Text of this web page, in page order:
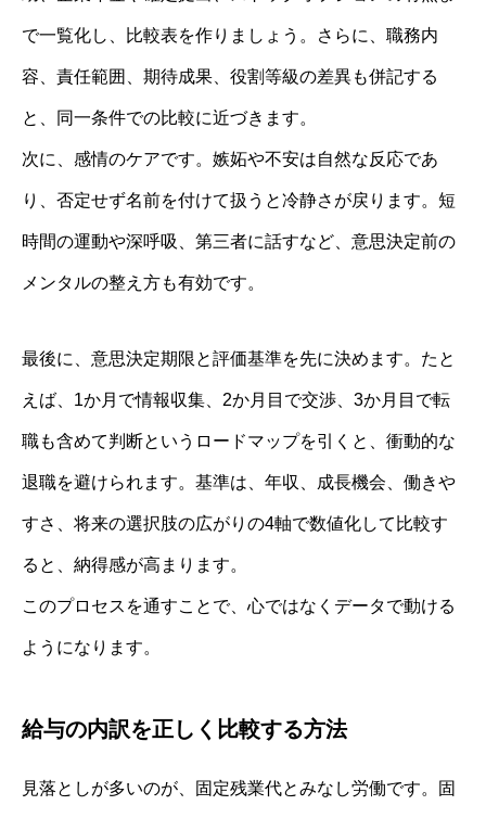
で一覧化し、比較表を作りましょう。さらに、職務内
容、責任範囲、期待成果、役割等級の差異も併記する
と、同一条件での比較に近づきます。
次に、感情のケアです。嫉妬や不安は自然な反応であ
り、否定せず名前を付けて扱うと冷静さが戻ります。短
時間の運動や深呼吸、第三者に話すなど、意思決定前の
メンタルの整え方も有効です。
最後に、意思決定期限と評価基準を先に決めます。たと
えば、1か月で情報収集、2か月目で交渉、3か月目で転
職も含めて判断というロードマップを引くと、衝動的な
退職を避けられます。基準は、年収、成長機会、働きや
すさ、将来の選択肢の広がりの4軸で数値化して比較す
ると、納得感が高まります。
このプロセスを通すことで、心ではなくデータで動ける
ようになります。
給与の内訳を正しく比較する方法
見落としが多いのが、固定残業代とみなし労働です。固